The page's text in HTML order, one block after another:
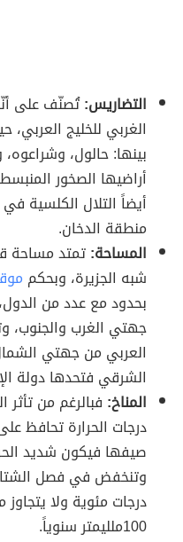
التضاريس:تُصنّف على
الغربي للخليج
بينها: حالول،
أراضيها الصخور
أيضاً التلال الكلسية
منطقة الدخان.
المساحة:
شبه الجزيرة، وبحكم
بحدود مع عدد من
جهتي الغرب والجنوب،
العربي من جهتي
الشرقي فتحدها دولة
المناخ: فبالرغم من تأثر
درجات الحرارة تحافظ
صيفها فيكون شديد
درجات مئوية ولا
100ملليمتر سنوياً.